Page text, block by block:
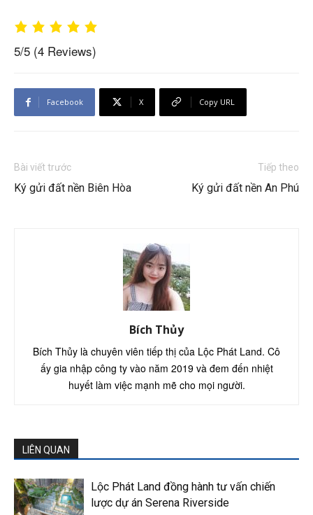
5/5 (4 Reviews)
Facebook X Copy URL
Bài viết trước
Ký gửi đất nền Biên Hòa
Tiếp theo
Ký gửi đất nền An Phú
Bích Thủy
Bích Thủy là chuyên viên tiếp thị của Lộc Phát Land. Cô
ấy gia nhập công ty vào năm 2019 và đem đến nhiệt
huyết làm việc mạnh mẽ cho mọi người.
LIÊN QUAN
Lộc Phát Land đồng hành tư vấn chiến
lược dự án Serena Riverside